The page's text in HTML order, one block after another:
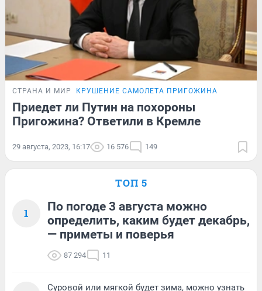
СТРАНА И МИР КРУШЕНИЕ САМОЛЕТА ПРИГОЖИНА
Приедет ли Путин на похороны
Пригожина? Ответили в Кремле
29 августа, 2023, 16:17 16 576 149
ТОП 5
1
По погоде 3 августа можно
определить, каким будет декабрь,
— приметы и поверья
87 294 11
Суровой или мягкой будет зима, можно узнать